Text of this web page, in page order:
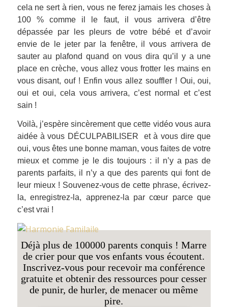
cela ne sert à rien, vous ne ferez jamais les choses à
100 % comme il le faut, il vous arrivera d’être
dépassée par les pleurs de votre bébé et d’avoir
envie de le jeter par la fenêtre, il vous arrivera de
sauter au plafond quand on vous dira qu’il y a une
place en crèche, vous allez vous frotter les mains en
vous disant, ouf ! Enfin vous allez souffler ! Oui, oui,
oui et oui, cela vous arrivera, c’est normal et c’est
sain !
Voilà, j’espère sincèrement que cette vidéo vous aura
aidée à vous DÉCULPABILISER et à vous dire que
oui, vous êtes une bonne maman, vous faites de votre
mieux et comme je le dis toujours : il n’y a pas de
parents parfaits, il n’y a que des parents qui font de
leur mieux ! Souvenez-vous de cette phrase, écrivez-
la, enregistrez-la, apprenez-la par cœur parce que
c’est vrai !
Déjà plus de 100000 parents conquis ! Marre
de crier pour que vos enfants vous écoutent.
Inscrivez-vous pour recevoir ma conférence
gratuite et obtenir des ressources pour cesser
de punir, de hurler, de menacer ou même
pire.